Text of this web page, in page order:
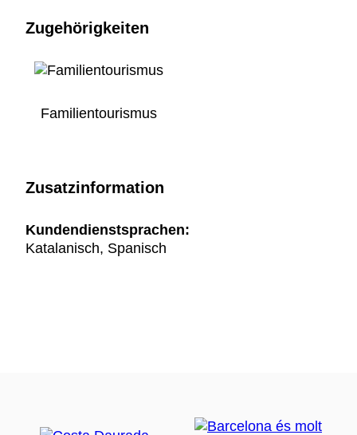
Zugehörigkeiten
Familientourismus
Zusatzinformation
Kundendienstsprachen:
Katalanisch, Spanisch